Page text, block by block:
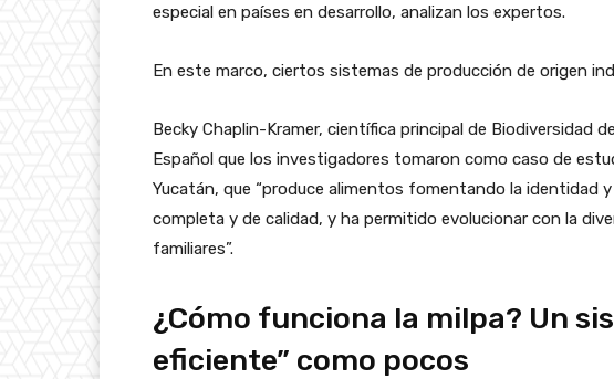
especial en países en desarrollo, analizan los expertos.
En este marco, ciertos sistemas de producción de origen
Becky Chaplin-Kramer, científica principal de Biodiversidad
Español que los investigadores tomaron como caso de
Yucatán, que “produce alimentos fomentando la identidad
completa y de calidad, y ha permitido evolucionar con la
familiares”.
¿Cómo funciona la milpa? Un
eficiente” como pocos